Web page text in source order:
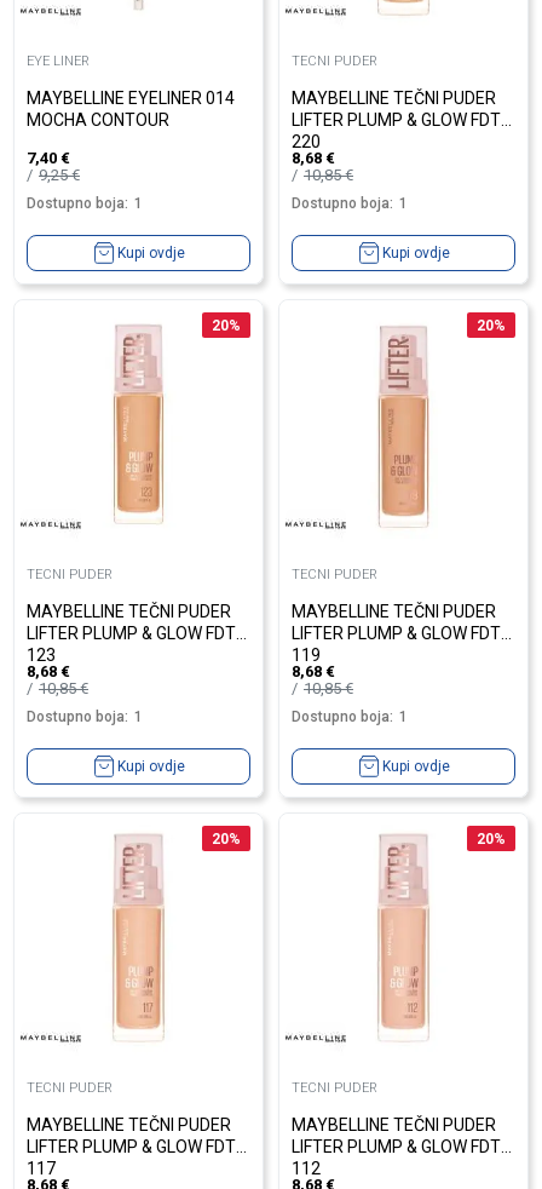
EYE LINER
MAYBELLINE EYELINER 014
MOCHA CONTOUR
7,40 €
9,25€
Dostupno boja: 1
Kupi ovdje
TECNI PUDER
MAYBELLINE TEČNI PUDER
LIFTER PLUMP & GLOW FDT
220
8,68 €
10,85€
Dostupno boja: 1
Kupi ovdje
20%
TECNI PUDER
MAYBELLINE TEČNI PUDER
LIFTER PLUMP & GLOW FDT
123
8,68 €
10,85€
Dostupno boja: 1
Kupi ovdje
20%
TECNI PUDER
MAYBELLINE TEČNI PUDER
LIFTER PLUMP & GLOW FDT
119
8,68 €
10,85€
Dostupno boja: 1
Kupi ovdje
20%
TECNI PUDER
MAYBELLINE TEČNI PUDER
LIFTER PLUMP & GLOW FDT
117
8,68 €
20%
TECNI PUDER
MAYBELLINE TEČNI PUDER
LIFTER PLUMP & GLOW FDT
112
8,68 €